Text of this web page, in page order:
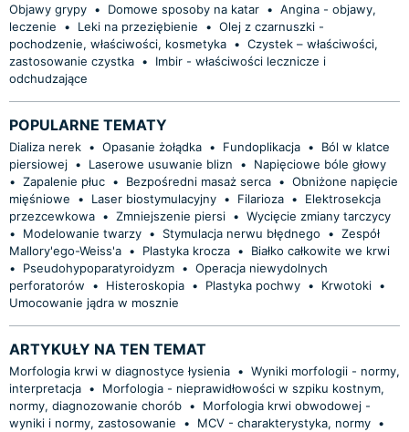
Objawy grypy • Domowe sposoby na katar • Angina - objawy,
leczenie
• Leki na przeziębienie • Olej z czarnuszki -
pochodzenie, właściwości, kosmetyka • Czystek – właściwości,
zastosowanie czystka •
Imbir - właściwości lecznicze i
odchudzające
POPULARNE TEMATY
Dializa nerek • Opasanie żołądka • Fundoplikacja •
Ból w klatce
piersiowej • Laserowe usuwanie blizn •
Napięciowe bóle głowy
• Zapalenie płuc • Bezpośredni masaż serca • Obniżone napięcie
mięśniowe
• Laser biostymulacyjny • Filarioza •
Elektrosekcja
przezcewkowa • Zmniejszenie piersi • Wycięcie zmiany tarczycy
•
Modelowanie twarzy • Stymulacja nerwu błędnego • Zespół
Mallory'ego-Weiss'a • Plastyka krocza •
Białko całkowite we krwi
•
Pseudohypoparatyroidyzm • Operacja niewydolnych
perforatorów
• Histeroskopia • Plastyka pochwy • Krwotoki •
Umocowanie jądra w mosznie
ARTYKUŁY NA TEN TEMAT
Morfologia krwi w diagnostyce łysienia • Wyniki morfologii - normy,
interpretacja •
Morfologia - nieprawidłowości w szpiku kostnym,
normy, diagnozowanie chorób •
Morfologia krwi obwodowej -
wyniki i normy, zastosowanie
• MCV - charakterystyka, normy •